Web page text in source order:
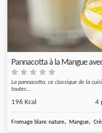
Pannacotta à la Mangue
La pannacotta, ce classique de la
toutes...
196 Kcal 4
Fromage blanc nature, Mangue,